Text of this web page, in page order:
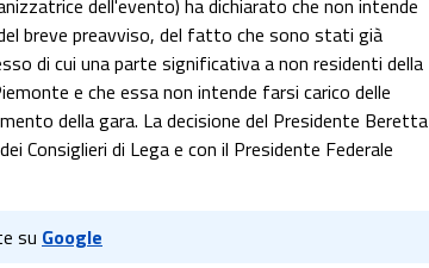
dell'evento) ha dichiarato che non intende
breve preavviso, del fatto che sono stati già
di cui una parte significativa a non residenti della
e che essa non intende farsi carico delle
della gara. La decisione del Presidente Beretta
Consiglieri di Lega e con il Presidente Federale
su Google